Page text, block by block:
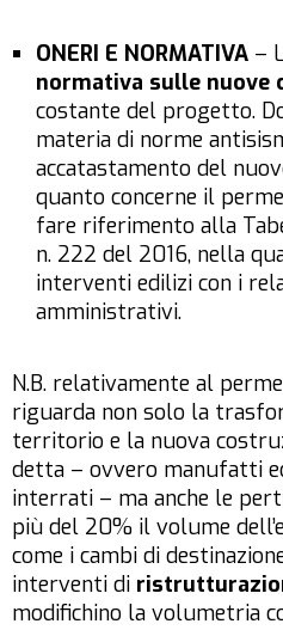
ONERI E NORMATIVA –
normativa sulle nuove
costante del progetto.
materia di norme
accatastamento del
quanto concerne il
fare riferimento alla
n. 222 del 2016, nella
interventi edilizi con i
amministrativi.
N.B. relativamente al
riguarda non solo la
territorio e la nuova
detta – ovvero manufatti
interrati – ma anche le
più del 20% il volume
come i cambi di
interventi di
modifichino la volumetria